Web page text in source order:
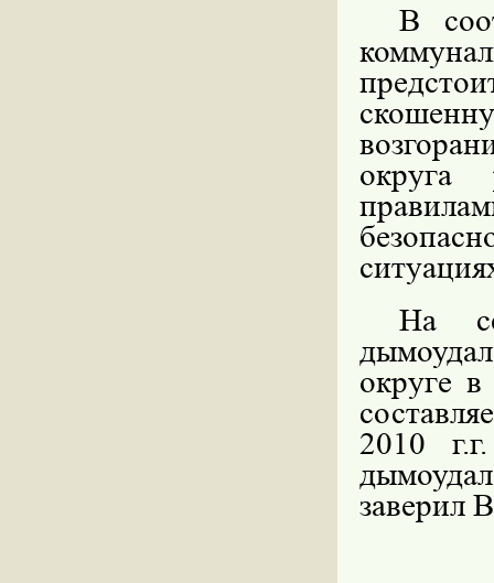
В
округа
На
округе
2010 г
заверил